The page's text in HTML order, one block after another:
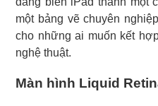
một bảng vẽ chuyên
cho những ai muốn kết
nghệ thuật.
Màn hình Liquid